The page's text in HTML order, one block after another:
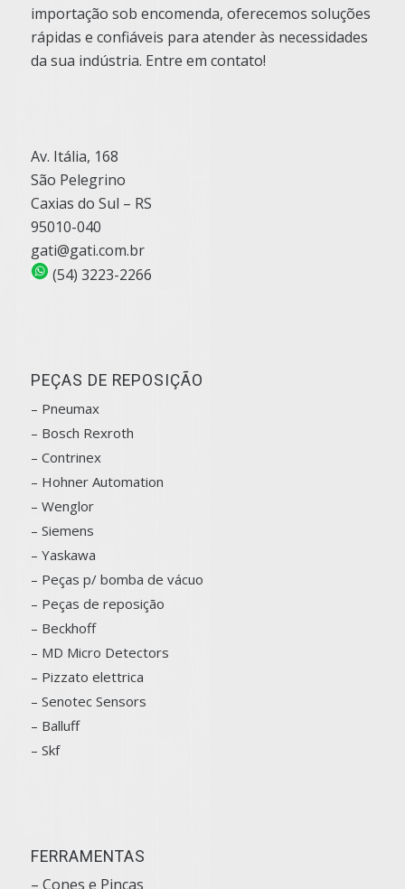
importação sob encomenda, oferecemos soluções
rápidas e confiáveis para atender às necessidades
da sua indústria. Entre em contato!
Av. Itália, 168
São Pelegrino
Caxias do Sul – RS
95010-040
gati@gati.com.br
(54) 3223-2266
PEÇAS DE REPOSIÇÃO
– Pneumax
– Bosch Rexroth
– Contrinex
– Hohner Automation
– Wenglor
– Siemens
– Yaskawa
– Peças p/ bomba de vácuo
– Peças de reposição
– Beckhoff
– MD Micro Detectors
– Pizzato elettrica
– Senotec Sensors
– Balluff
– Skf
FERRAMENTAS
– Cones e Pinças